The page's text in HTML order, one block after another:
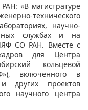
«В магистратуре
технического
научно-
службах и на
СО РАН. Вместе с
для Центра
кольцевой
включенного в
других проектов
научного центра